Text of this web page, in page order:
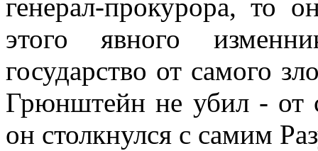
генерал-прокурора, то
этого явного
государство от самого
Грюнштейн не убил - от
он столкнулся с самим